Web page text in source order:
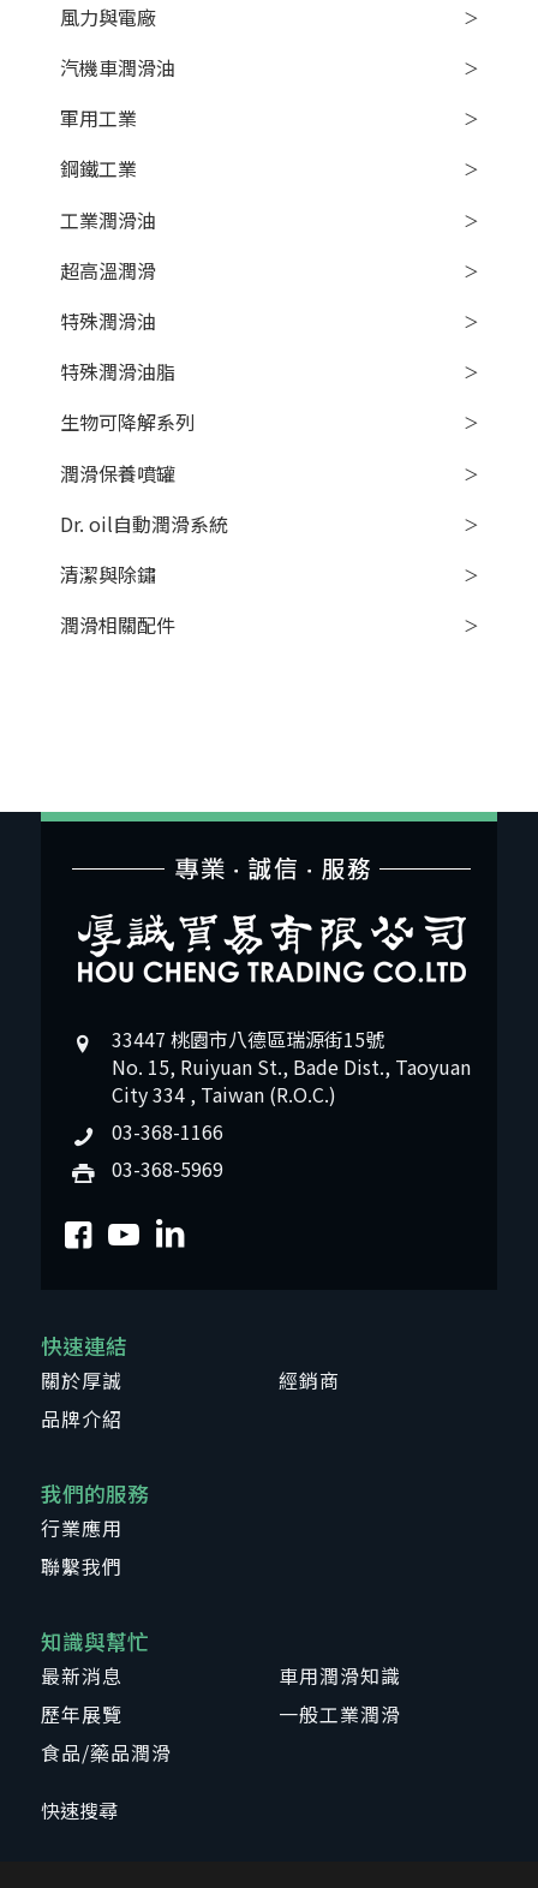
風力與電廠
汽機車潤滑油
軍用工業
鋼鐵工業
工業潤滑油
超高溫潤滑
特殊潤滑油
特殊潤滑油脂
生物可降解系列
潤滑保養噴罐
Dr. oil自動潤滑系統
清潔與除鏽
潤滑相關配件
33447 桃園市八德區瑞源街15號
No. 15, Ruiyuan St., Bade Dist., Taoyuan
City 334 , Taiwan (R.O.C.)
03-368-1166
03-368-5969
快速連結
關於厚誠
品牌介紹
經銷商
我們的服務
行業應用
聯繫我們
知識與幫忙
最新消息
歷年展覽
食品/藥品潤滑
車用潤滑知識
一般工業潤滑